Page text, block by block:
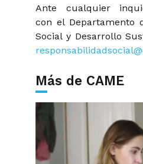
Ante cualquier
con el Departamento
Social y Desarrollo
Más de CAME